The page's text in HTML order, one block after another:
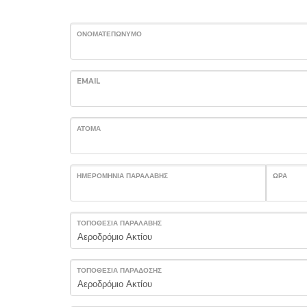
ΟΝΟΜΑΤΕΠΏΝΥΜΟ
EMAIL
ΆΤΟΜΑ
ΗΜΕΡΟΜΗΝΊΑ ΠΑΡΑΛΑΒΉΣ ΏΡΑ
ΤΟΠΟΘΕΣΊΑ ΠΑΡΑΛΑΒΉΣ
ΤΟΠΟΘΕΣΊΑ ΠΑΡΆΔΟΣΗΣ